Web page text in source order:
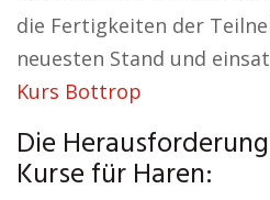
die Fertigkeiten der
neuesten Stand und
Kurs Bottrop
Die
Kurse für Haren: